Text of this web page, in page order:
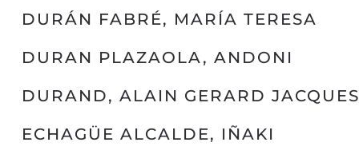
DURÁN FABRÉ, MARÍA TERESA
DURAN PLAZAOLA, ANDONI
DURAND, ALAIN GERARD JACQUES
ECHAGÜE ALCALDE, IÑAKI